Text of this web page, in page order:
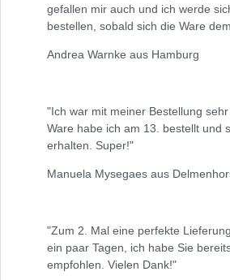
gefallen mir auch und ich werde
bestellen, sobald sich die Ware
Andrea Warnke aus Hamburg
"Ich war mit meiner Bestellung
Ware habe ich am 13. bestellt und
erhalten. Super!"
Manuela Mysegaes aus
"Zum 2. Mal eine perfekte
ein paar Tagen, ich habe Sie
empfohlen. Vielen Dank!"